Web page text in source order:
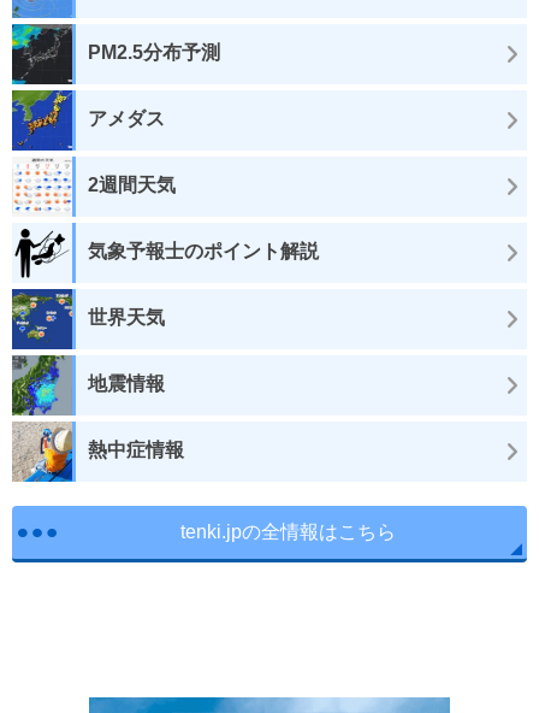
PM2.5分布予測
アメダス
2週間天気
気象予報士のポイント解説
世界天気
地震情報
熱中症情報
tenki.jpの全情報はこちら